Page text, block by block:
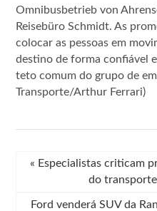
Omnibusbetrieb von
Reisebüro Schmidt. As
colocar as pessoas em
destino de forma confiável
teto comum do grupo de
Transporte/Arthur Ferrari)
« Especialistas criticam
do
Ford venderá SUV da